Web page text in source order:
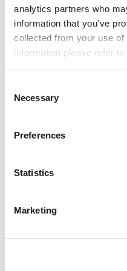
analytics partners who
information that you’ve
collected from your use
information please refer to
Selection
Necessary
Preferences
Statistics
Marketing
Inhaltsstoffe
Füllstoffe: Sorbitol,
Hopfen-Extrakt;
Melatonin;
aufbewahren. In der
Sonnenlicht geschützt
Wichtiger